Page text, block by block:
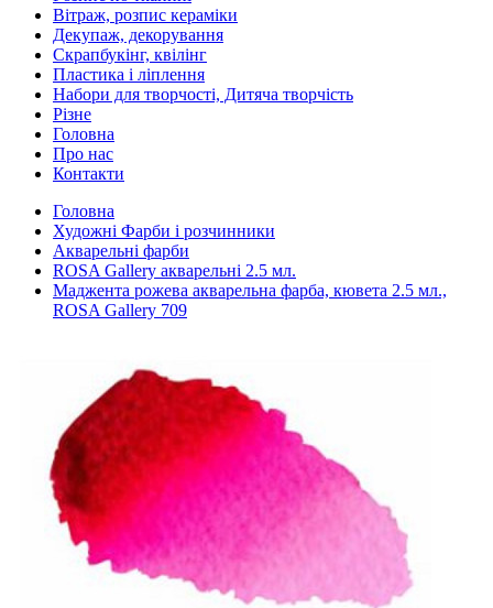
Вітраж, розпис кераміки
Декупаж, декорування
Скрапбукінг, квілінг
Пластика і ліплення
Набори для творчості, Дитяча творчість
Різне
Головна
Про нас
Контакти
Головна
Художні Фарби і розчинники
Акварельні фарби
ROSA Gallery акварельні 2.5 мл.
Маджента рожева акварельна фарба, кювета 2.5 мл.,
ROSA Gallery 709